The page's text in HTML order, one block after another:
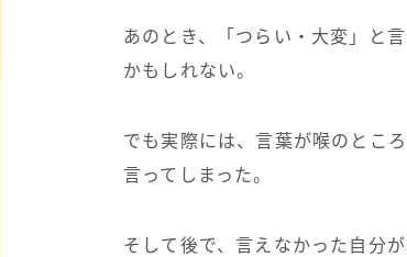
あのとき、「つらい・大変」と
かもしれない。
でも実際には、言葉が喉のとこ
言ってしまった。
そして後で、言えなかった自分